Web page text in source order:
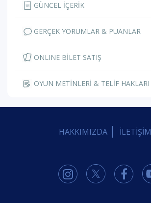
GÜNCEL İÇERİK
GERÇEK YORUMLAR & PUANLAR
ONLINE BİLET SATIŞ
OYUN METİNLERİ & TELİF HAKLARI
HAKKIMIZDA İLETİŞİM